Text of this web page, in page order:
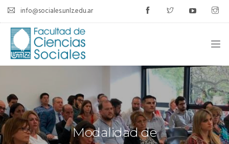
info@sociales.unlz.edu.ar
INSTITUCIONAL
CARRERAS
Modalidad de